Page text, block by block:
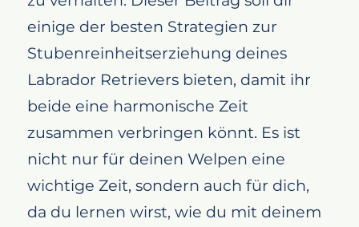
einige der besten Strategien zur
Stubenreinheitserziehung deines
Labrador Retrievers bieten, damit ihr
beide eine harmonische Zeit
zusammen verbringen könnt. Es ist
nicht nur für deinen Welpen eine
wichtige Zeit, sondern auch für dich,
da du lernen wirst, wie du mit deinem